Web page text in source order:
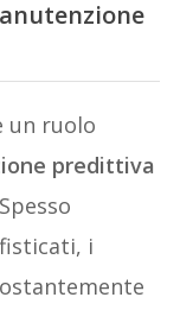
un ruolo
predittiva
i